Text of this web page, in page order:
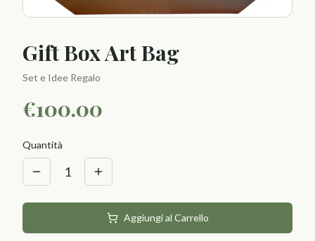
Gift Box Art Bag
Set e Idee Regalo
€100.00
Quantità
1
Aggiungi al Carrello